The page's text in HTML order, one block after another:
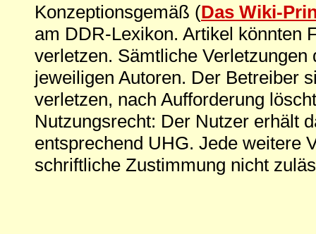
Konzeptionsgemäß (Das Wiki-
am DDR-Lexikon. Artikel könnten
verletzen. Sämtliche
jeweiligen Autoren. Der Betreiber
verletzen, nach Aufforderung
Nutzungsrecht: Der Nutzer erhält
entsprechend UHG. Jede weitere
schriftliche Zustimmung nicht